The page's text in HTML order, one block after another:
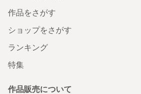
作品をさがす
ショップをさがす
ランキング
特集
作品販売について